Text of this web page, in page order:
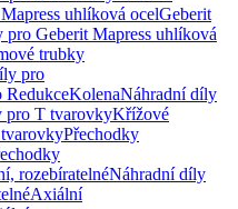
uhlíková ocelGeberit
pro Geberit Mapress uhlíková
trubky
pro
RedukceKolenaNáhradní díly
pro T tvarovkyKřížové
Přechodky
rozebíratelnéNáhradní díly
Axiální